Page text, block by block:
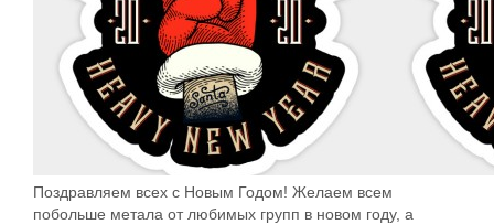
Поздравляем всех с Новым Годом! Желаем всем
побольше метала от любимых групп в новом году, а